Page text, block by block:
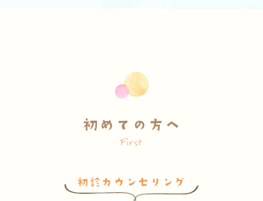
初めての方へ
First
初診カウンセリング